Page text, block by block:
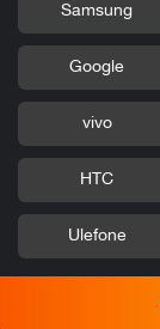
Samsung
Google
vivo
HTC
Ulefone